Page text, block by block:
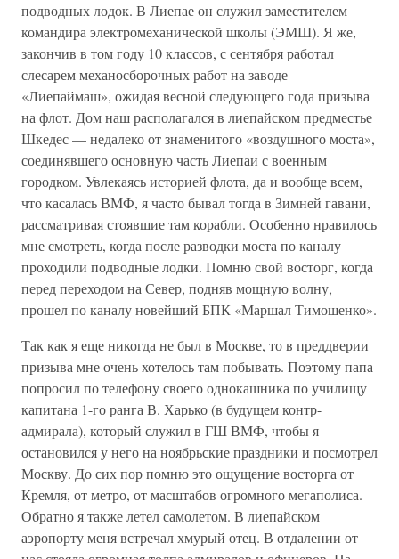
подводных лодок. В Лиепае он служил заместителем
командира электромеханической школы (ЭМШ). Я же,
закончив в том году 10 классов, с сентября работал
слесарем механосборочных работ на заводе
«Лиепаймаш», ожидая весной следующего года призыва
на флот. Дом наш располагался в лиепайском предместье
Шкедес — недалеко от знаменитого «воздушного моста»,
соединявшего основную часть Лиепаи с военным
городком. Увлекаясь историей флота, да и вообще всем,
что касалась ВМФ, я часто бывал тогда в Зимней гавани,
рассматривая стоявшие там корабли. Особенно нравилось
мне смотреть, когда после разводки моста по каналу
проходили подводные лодки. Помню свой восторг, когда
перед переходом на Север, подняв мощную волну,
прошел по каналу новейший БПК «Маршал Тимошенко».
Так как я еще никогда не был в Москве, то в преддверии
призыва мне очень хотелось там побывать. Поэтому папа
попросил по телефону своего однокашника по училищу
капитана 1-го ранга В. Харько (в будущем контр-
адмирала), который служил в ГШ ВМФ, чтобы я
остановился у него на ноябрьские праздники и посмотрел
Москву. До сих пор помню это ощущение восторга от
Кремля, от метро, от масштабов огромного мегаполиса.
Обратно я также летел самолетом. В лиепайском
аэропорту меня встречал хмурый отец. В отдалении от